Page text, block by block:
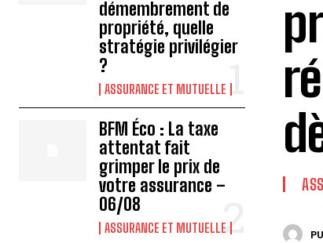
démembrement de
propriété, quelle
stratégie privilégier
?
ASSURANCE ET MUTUELLE
BFM Éco : La taxe
attentat fait
grimper le prix de
votre assurance –
06/08
ASSURANCE ET MUTUELLE